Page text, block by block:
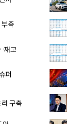
족
재고
퍼
구축